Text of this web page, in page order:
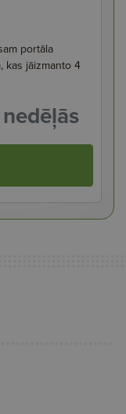
portāla
kas jāizmanto 4